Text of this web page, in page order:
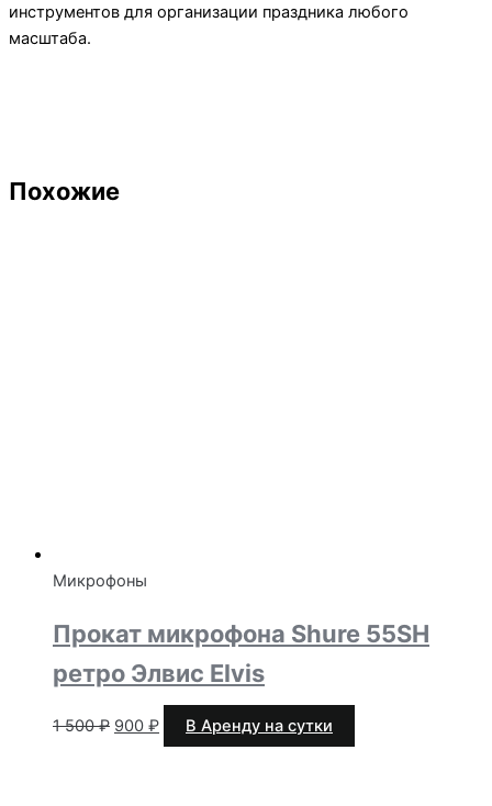
инструментов для организации праздника любого
масштаба.
Похожие
Микрофоны
Прокат микрофона Shure 55SH
ретро Элвис Elvis
1 500₽ Первоначальная
900 ₽Текущая
цена:
В Аренду на сутки